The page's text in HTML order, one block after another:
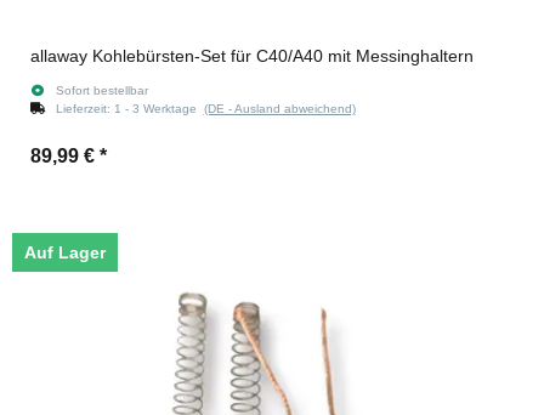
allaway Kohlebürsten-Set für C40/A40 mit Messinghaltern
Sofort bestellbar
Lieferzeit: 1 - 3 Werktage (DE - Ausland abweichend)
89,99 € *
Auf Lager